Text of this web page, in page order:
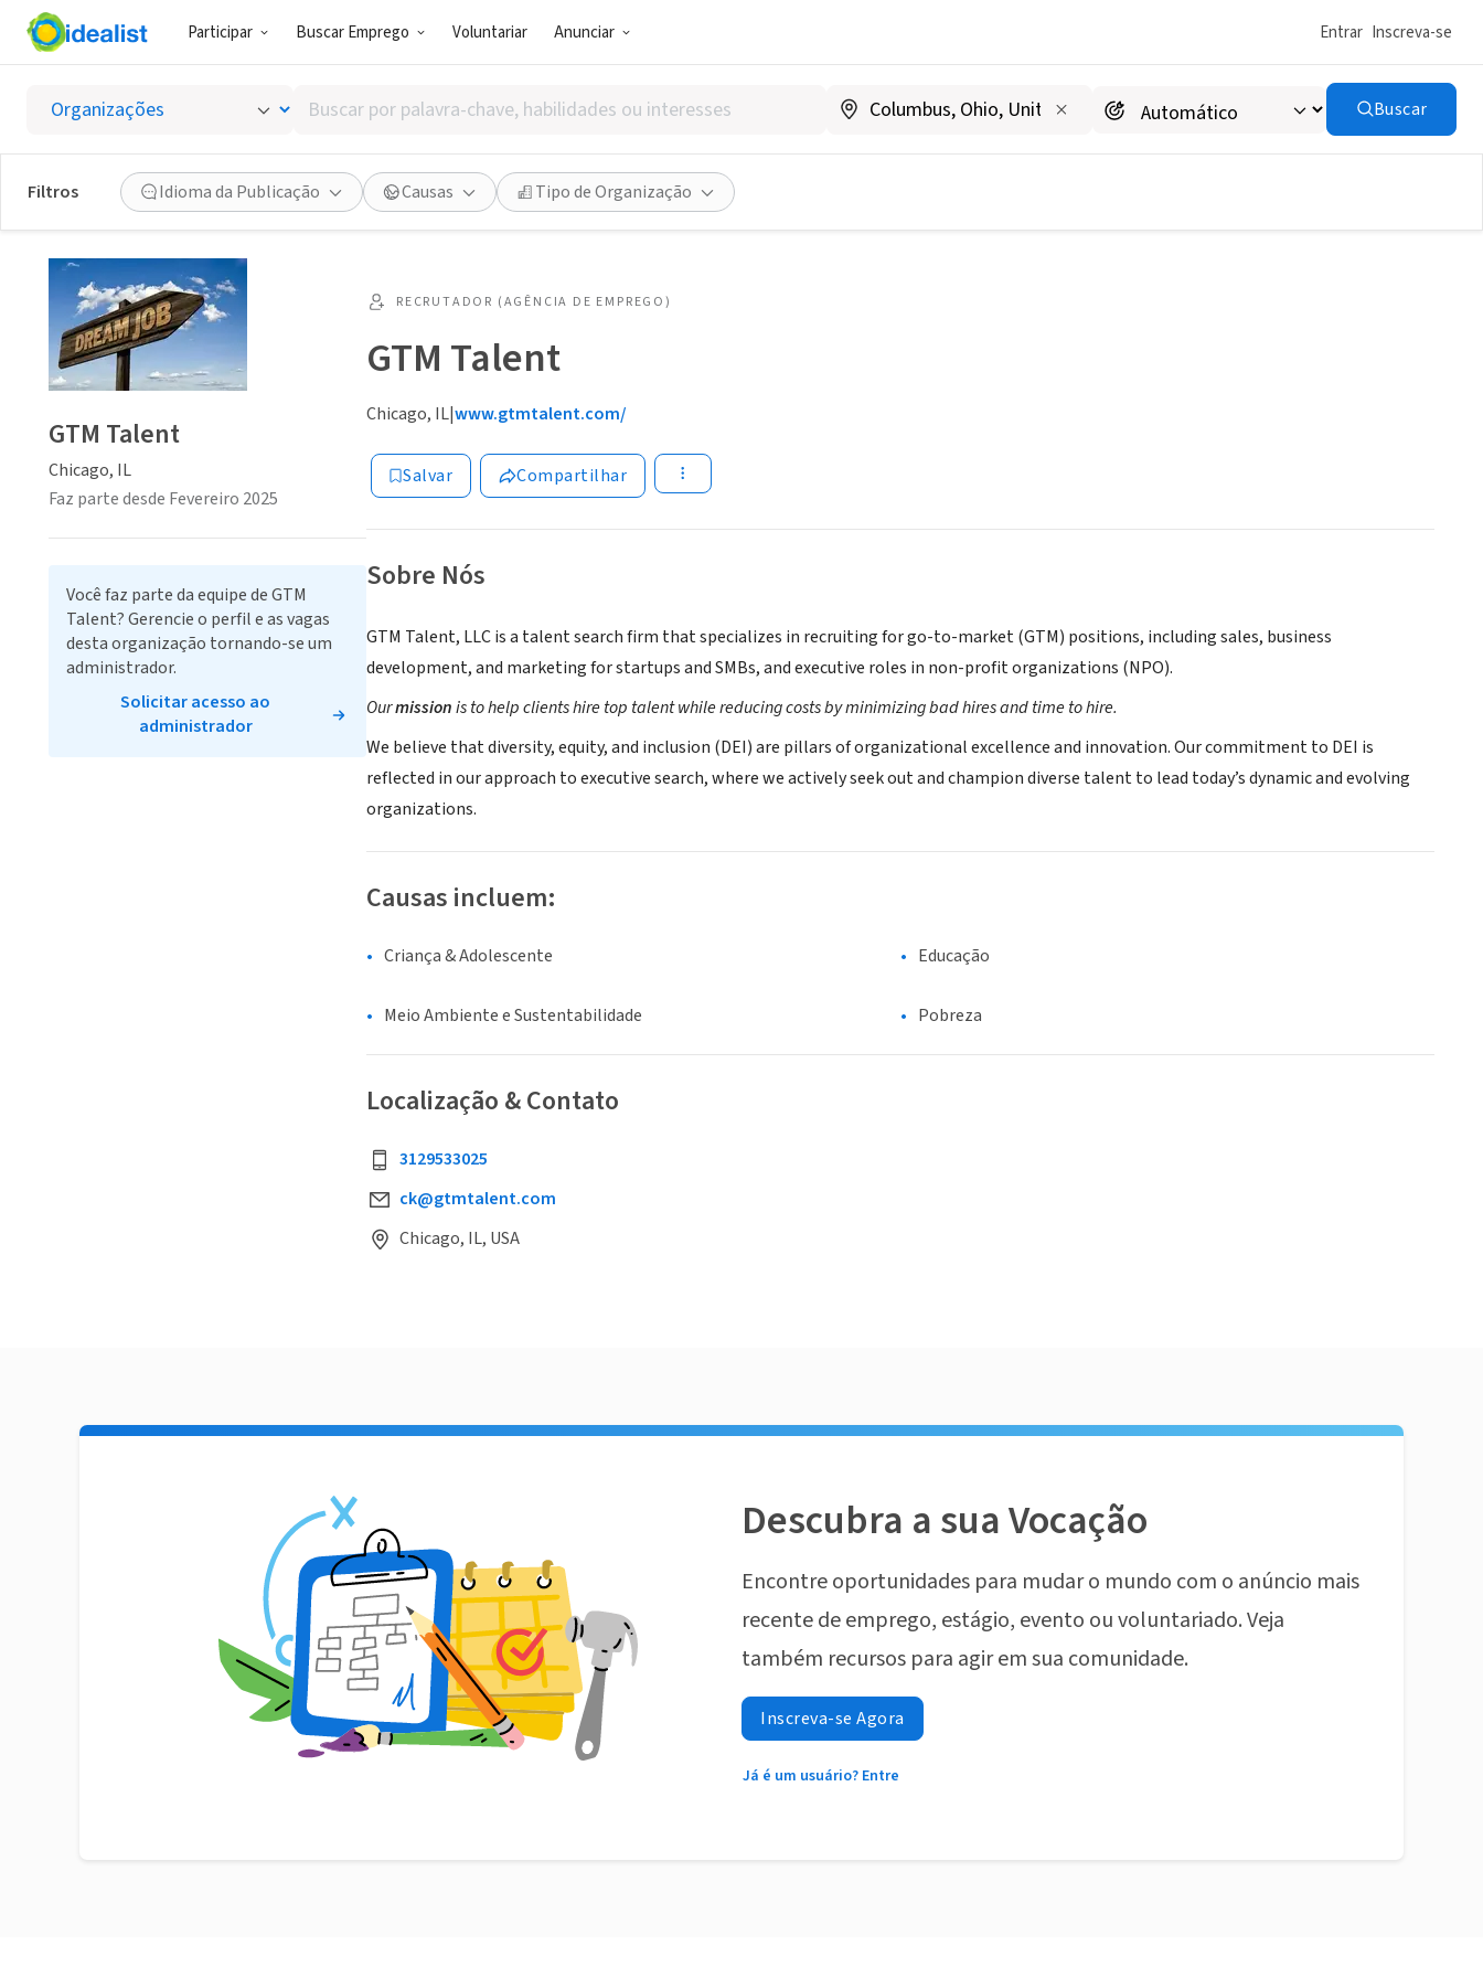
Participar Buscar Emprego Voluntariar Anunciar Entrar Inscreva-se
Buscar
por
palavra-
chave,
habilidades
ou
Buscar
Filtros Idioma da Publicação Causas Tipo de Organização
RECRUTADOR (AGÊNCIA DE EMPREGO)
GTM Talent
Chicago, IL|www.gtmtalent.com/
Salvar Compartilhar
Sobre Nós
GTM Talent, LLC is a talent search firm that specializes in recruiting for go-to-market (GTM) positions, including sales, business
development, and marketing for startups and SMBs, and executive roles in non-profit organizations (NPO).
Ourmissionis to help clients hire top talent while reducing costs by minimizing bad hires and time to hire.
We believe that diversity, equity, and inclusion (DEI) are pillars of organizational excellence and innovation. Our commitment to DEI is
reflected in our approach to executive search, where we actively seek out and champion diverse talent to lead today’s dynamic and evolving
organizations.
Causas incluem:
Criança & Adolescente Educação
Meio Ambiente e Sustentabilidade Pobreza
Localização & Contato
3129533025
ck@gtmtalent.com
Chicago, IL, USA
GTM Talent
Chicago, IL
Faz parte desde Fevereiro 2025
Você faz parte da equipe de GTM
Talent? Gerencie o perfil e as vagas
desta organização tornando-se um
administrador.
Solicitar acesso ao
administrador
Descubra a sua Vocação
Encontre oportunidades para mudar o mundo com o anúncio mais
recente de emprego, estágio, evento ou voluntariado. Veja
também recursos para agir em sua comunidade.
Inscreva-se Agora
Já é um usuário? Entre